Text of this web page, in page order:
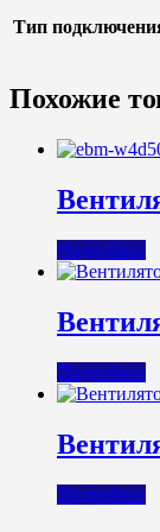
Тип
Похожие
Подробнее
Подробнее
Подробнее